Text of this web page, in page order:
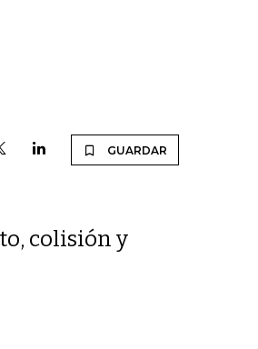
GUARDAR
colisión y